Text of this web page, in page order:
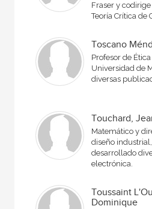
Fraser y
Teoría Crítica de
Toscano
Profesor de
Universidad de
diversas
Touchard,
Matemático y
diseño
desarrollado
electrónica.
Toussaint
Dominique